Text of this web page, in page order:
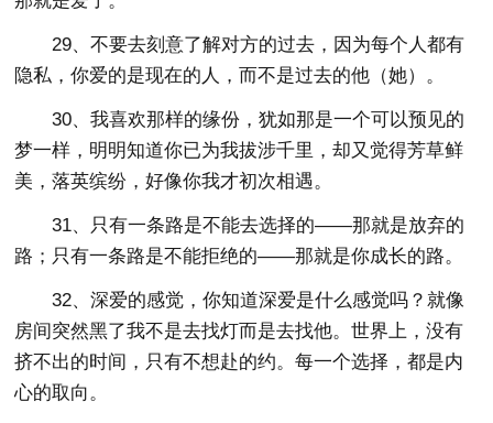
29、不要去刻意了解对方的过去，因为每个人都有
隐私，你爱的是现在的人，而不是过去的他（她）。
30、我喜欢那样的缘份，犹如那是一个可以预见的
梦一样，明明知道你已为我拔涉千里，却又觉得芳草鲜
美，落英缤纷，好像你我才初次相遇。
31、只有一条路是不能去选择的——那就是放弃的
路；只有一条路是不能拒绝的——那就是你成长的路。
32、深爱的感觉，你知道深爱是什么感觉吗？就像
房间突然黑了我不是去找灯而是去找他。世界上，没有
挤不出的时间，只有不想赴的约。每一个选择，都是内
心的取向。